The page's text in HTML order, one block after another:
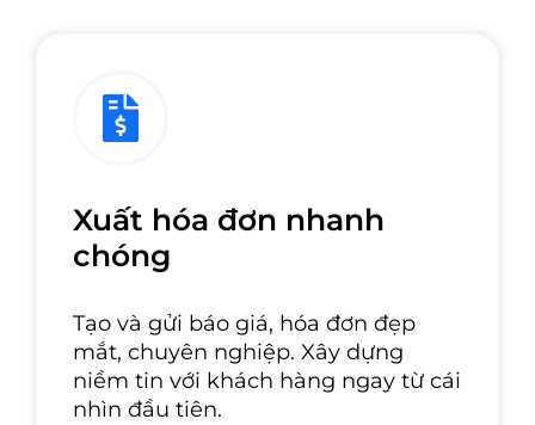
Xuất hóa đơn nhanh
chóng
Tạo và gửi báo giá, hóa đơn đẹp
mắt, chuyên nghiệp. Xây dựng
niềm tin với khách hàng ngay từ cái
nhìn đầu tiên.